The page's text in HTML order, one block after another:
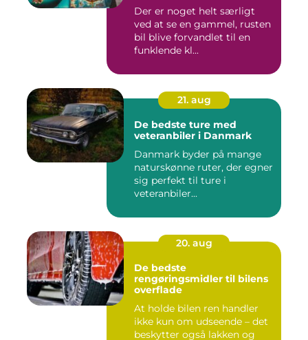
Der er noget helt særligt
ved at se en gammel, rusten
bil blive forvandlet til en
funklende kl...
21. aug
De bedste ture med
veteranbiler i Danmark
Danmark byder på mange
naturskønne ruter, der egner
sig perfekt til ture i
veteranbiler...
20. aug
De bedste
rengøringsmidler til bilens
overflade
At holde bilen ren handler
ikke kun om udseende – det
beskytter også lakken og